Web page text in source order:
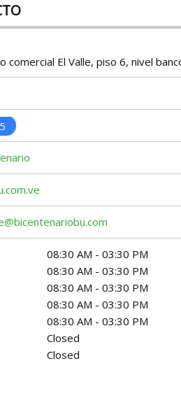
comercial El Valle, piso 6, nivel
08:30 AM - 03:30 PM
08:30 AM - 03:30 PM
08:30 AM - 03:30 PM
08:30 AM - 03:30 PM
08:30 AM - 03:30 PM
Closed
Closed